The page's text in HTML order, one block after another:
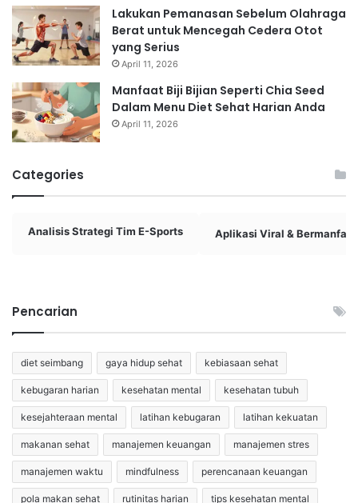
Lakukan Pemanasan Sebelum Olahraga
Berat untuk Mencegah Cedera Otot
yang Serius
April 11, 2026
Manfaat Biji Bijian Seperti Chia Seed
Dalam Menu Diet Sehat Harian Anda
April 11, 2026
Categories
Analisis Strategi Tim E-Sports Aplikasi Viral & Bermanfaat
Pencarian
diet seimbang gaya hidup sehat kebiasaan sehat
kebugaran harian kesehatan mental kesehatan tubuh
kesejahteraan mental latihan kebugaran latihan kekuatan
makanan sehat manajemen keuangan manajemen stres
manajemen waktu mindfulness perencanaan keuangan
pola makan sehat rutinitas harian tips kesehatan mental